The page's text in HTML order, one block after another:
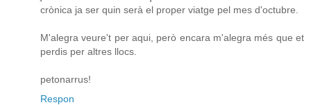
crònica ja ser quin serà el proper viatge pel mes d'octubre.
M'alegra veure't per aqui, però encara m'alegra més que et
perdis per altres llocs.
petonarrus!
Respon